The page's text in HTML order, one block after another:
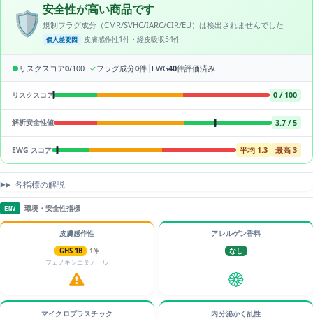
🛡️安全性が高い商品です
規制フラグ成分（CMR/SVHC/IARC/CIR/EU）は検出されませんでした
個人差要因 皮膚感作性1件・経皮吸収54件
● リスクスコア0/100 | ✓フラグ成分0件 | EWG40件評価済み
リスクスコア 0 / 100
解析安全性値 3.7 / 5
EWG スコア 平均 1.3 最高 3
各指標の解説
ENV 環境・安全性指標
皮膚感作性
GHS 1B
1件
フェノキシエタノール
アレルゲン香料
なし
マイクロプラスチック
内分泌かく乱性